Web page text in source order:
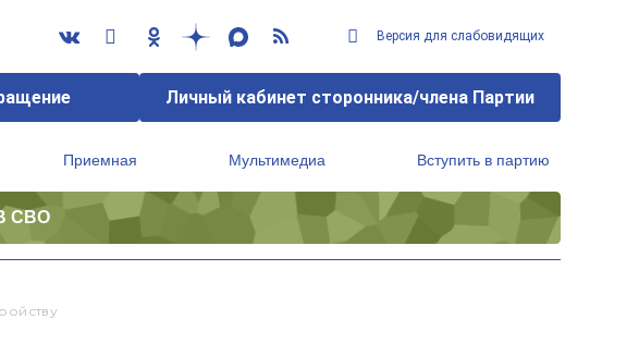
Версия для слабовидящих
Личный кабинет сторонника/члена Партии
Приемная Мультимедиа Вступить в партию
СВО